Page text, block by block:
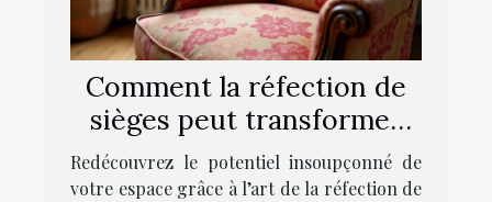
Comment la réfection de
sièges peut transformer
votre intérieur ?
Redécouvrez le potentiel insoupçonné de
votre espace grâce à l’art de la réfection de